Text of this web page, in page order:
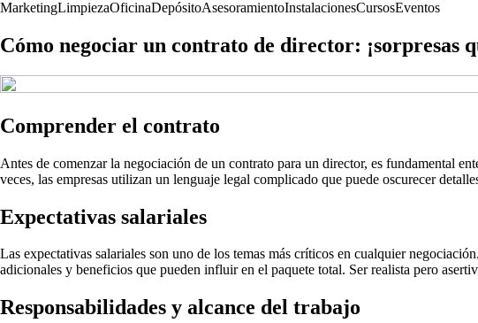
MarketingLimpiezaOficinaDepósitoAsesoramientoInstalacionesCursosEventos
Cómo negociar un contrato de director: ¡sorpresas
Comprender el contrato
Antes de comenzar la negociación de un contrato para un director, es fundamental
veces, las empresas utilizan un lenguaje legal complicado que puede oscurecer
Expectativas salariales
Las expectativas salariales son uno de los temas más críticos en cualquier
adicionales y beneficios que pueden influir en el paquete total. Ser realista pero
Responsabilidades y alcance del trabajo